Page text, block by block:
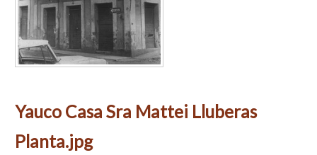
Yauco Casa Sra Mattei Lluberas
Planta.jpg